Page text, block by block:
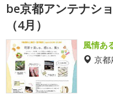
be京都アンテナシ
（4月）
風情あ
京都